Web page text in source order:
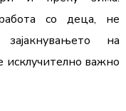
со деца, не
на
исклучително важно